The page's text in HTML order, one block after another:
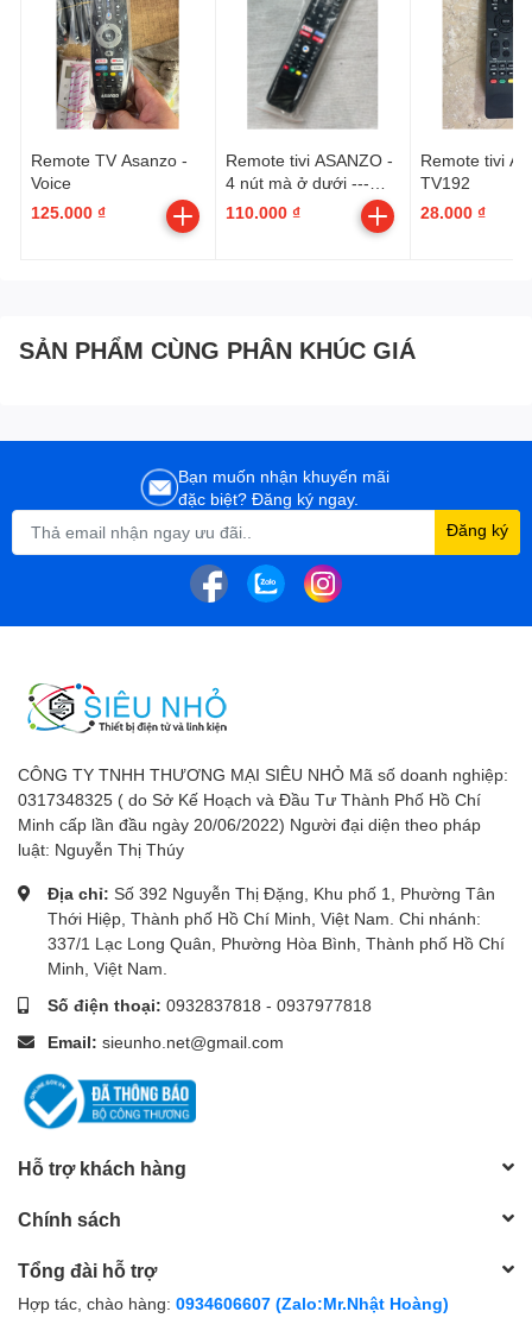
Remote TV Asanzo -
Voice
125.000 ₫
Remote tivi ASANZO -
4 nút mà ở dưới ---
netflix - youtube -
ggPlay - primevideo
110.000 ₫
Remote tivi
TV192
28.000 ₫
SẢN PHẨM CÙNG PHÂN KHÚC GIÁ
Bạn muốn nhận khuyến mãi
đặc biệt? Đăng ký ngay.
Đăng ký
CÔNG TY TNHH THƯƠNG MẠI SIÊU NHỎ Mã số doanh nghiệp:
0317348325 ( do Sở Kế Hoạch và Đầu Tư Thành Phố Hồ Chí
Minh cấp lần đầu ngày 20/06/2022) Người đại diện theo pháp
luật: Nguyễn Thị Thúy
Địa chỉ: Số 392 Nguyễn Thị Đặng, Khu phố 1, Phường Tân
Thới Hiệp, Thành phố Hồ Chí Minh, Việt Nam. Chi nhánh:
337/1 Lạc Long Quân, Phường Hòa Bình, Thành phố Hồ Chí
Minh, Việt Nam.
Số điện thoại: 0932837818 - 0937977818
Email: sieunho.net@gmail.com
Hỗ trợ khách hàng
Chính sách
Tổng đài hỗ trợ
Hợp tác, chào hàng: 0934606607 (Zalo:Mr.Nhật Hoàng)